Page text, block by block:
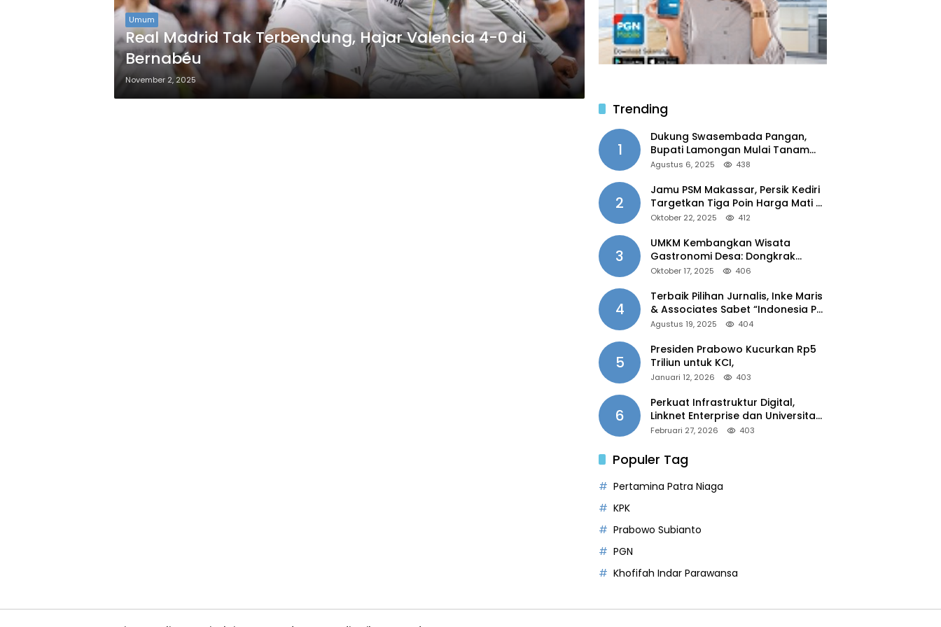
Umum
Real Madrid Tak Terbendung, Hajar Valencia 4-0 di
Bernabéu
November 2, 2025
Trending
1
Dukung Swasembada Pangan,
Bupati Lamongan Mulai Tanam
Padi Musim Ketiga
Agustus 6, 2025 438
2
Jamu PSM Makassar, Persik Kediri
Targetkan Tiga Poin Harga Mati di
Kandang
Oktober 22, 2025 412
3
UMKM Kembangkan Wisata
Gastronomi Desa: Dongkrak
Ekonomi Daerah, Perluas Pasar
Oktober 17, 2025 406
4
Terbaik Pilihan Jurnalis, Inke Maris
& Associates Sabet “Indonesia PR
of the Year 2025”
Agustus 19, 2025 404
5
Presiden Prabowo Kucurkan Rp5
Triliun untuk KCI,
Januari 12, 2026 403
6
Perkuat Infrastruktur Digital,
Linknet Enterprise dan Universitas
Jember Jalin Kolaborasi Smart
Februari 27, 2026 403
Populer Tag
Pertamina Patra Niaga
KPK
Prabowo Subianto
PGN
Khofifah Indar Parawansa